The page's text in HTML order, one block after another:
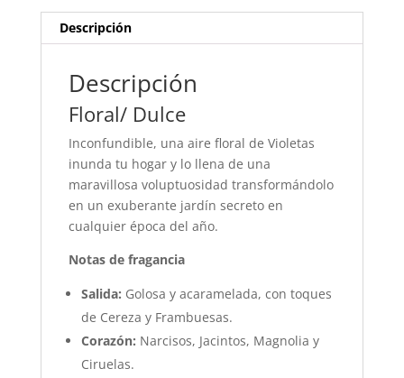
Descripción
Descripción
Floral/ Dulce
Inconfundible, una aire floral de Violetas
inunda tu hogar y lo llena de una
maravillosa voluptuosidad transformándolo
en un exuberante jardín secreto en
cualquier época del año.
Notas de fragancia
Salida: Golosa y acaramelada, con toques
de Cereza y Frambuesas.
Corazón: Narcisos, Jacintos, Magnolia y
Ciruelas.